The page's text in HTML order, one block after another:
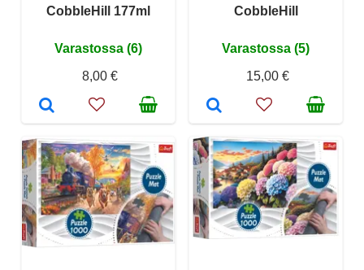
CobbleHill 177ml
Varastossa (6)
8,00 €
CobbleHill
Varastossa (5)
15,00 €